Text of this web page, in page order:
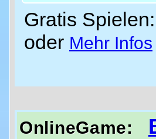
Gratis Spielen:
oder Mehr Infos
OnlineGame: